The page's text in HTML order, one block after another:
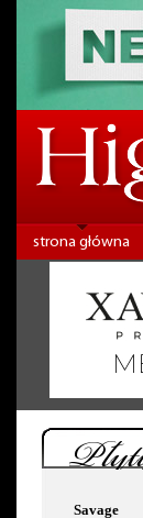
strona główna
Savage